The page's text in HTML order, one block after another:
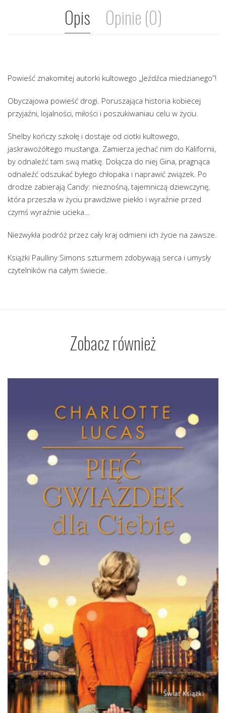
Opis Opinie (0)
Powieść znakomitej autorki kultowego „Jeźdźca miedzianego”!
Obyczajowa powieść drogi. Poruszająca historia kobiecej
przyjaźni, lojalności, miłości i poszukiwaniau celu w życiu.
Shelby kończy szkołę i dostaje od ciotki kultowego,
jaskrawożółtego mustanga. Zamierza jechać nim do Kalifornii,
by odnaleźć tam swą matkę. Dołącza do niej Gina, pragnąca
odnaleźć odszukać byłego chłopaka i naprawić związek. Po
drodze zabierają Candy: nieznośną, tajemniczą dziewczynę,
która przeszła w życiu prawdziwe piekło i wyraźnie przed
czymś wyraźnie ucieka…
Niezwykła podróż przez cały kraj odmieni ich życie na zawsze.
Książki Paulliny Simons szturmem zdobywają serca i umysły
czytelników na całym świecie.
Zobacz również